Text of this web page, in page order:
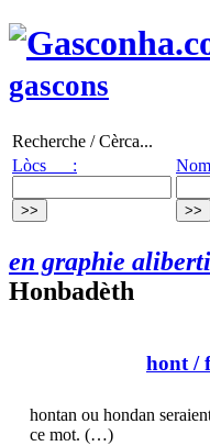
gascons
Recherche / Cèrca...
Lòcs :
en graphie
Honbadèth
hont/
hontan ou hondan
ce mot. (…)